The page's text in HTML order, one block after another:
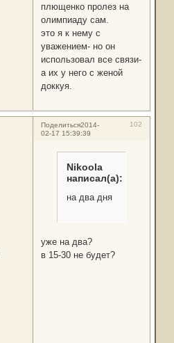
плющенко пролез на
олимпиаду сам.
это я к нему с
уважением- но он
использовал все связи-
а их у него с женой
доккуя.
Поделиться 102
2014-
02-17 15:39:39
Nikoola
написал(а):
на два дня
уже на два?
в 15-30 не будет?